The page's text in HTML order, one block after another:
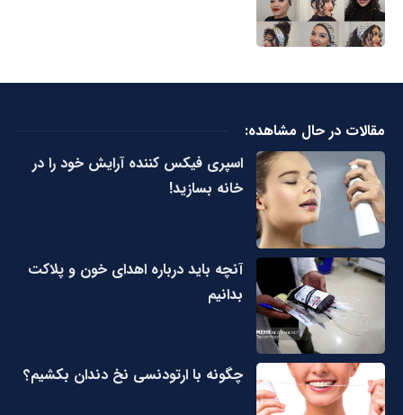
مقالات در حال مشاهده:
اسپری فیکس کننده آرایش خود را در
خانه بسازید!
آنچه باید درباره اهدای خون و پلاکت
بدانیم
چگونه با ارتودنسی نخ دندان بکشیم؟